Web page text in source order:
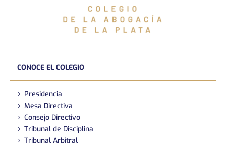
CONOCE EL COLEGIO
Presidencia
Mesa Directiva
Consejo Directivo
Tribunal de Disciplina
Tribunal Arbitral